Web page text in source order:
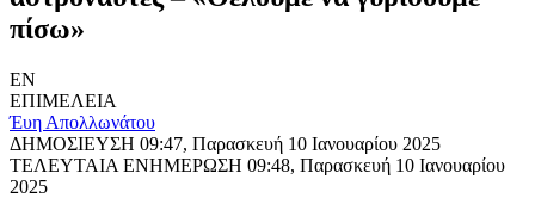
πίσω»
EN
ΕΠΙΜΕΛΕΙΑ
Έυη Απολλωνάτου
ΔΗΜΟΣΙΕΥΣΗ 09:47, Παρασκευή 10 Ιανουαρίου 2025
ΤΕΛΕΥΤΑΙΑ ΕΝΗΜΕΡΩΣΗ 09:48, Παρασκευή 10 Ιανουαρίου
2025